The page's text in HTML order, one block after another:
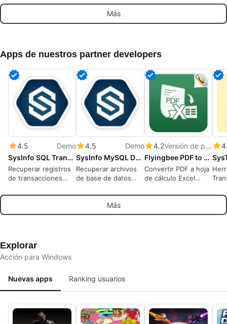
cubos
Más
Apps de nuestros partner developers
4.5
Demo
SysInfo SQL Transaction Log Recovery
Recuperar registros
de transacciones
restaurar fácilmente
datos perdidos
4.5
Demo
SysInfo MySQL Database Recovery Tool for Windows
Recuperar archivos
de base de datos
restaurar datos
perdidos fácilmente
4.2
Versión de prueba
Flyingbee PDF to Excel Converter
Convertir PDF a hoja
de cálculo Excel
Offline,
datos segura para la
Más
Explorar
Acción para Windows
Nuevas apps Ranking usuarios